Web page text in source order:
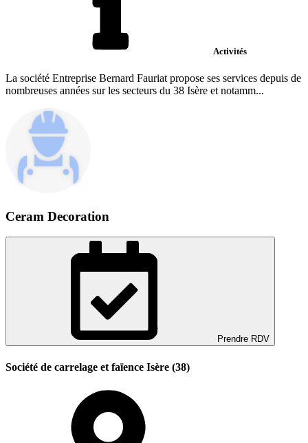
Activités
La société Entreprise Bernard Fauriat propose ses services depuis de
nombreuses années sur les secteurs du 38 Isère et notamm...
Ceram Decoration
Prendre RDV
Société de carrelage et faïence Isère (38)